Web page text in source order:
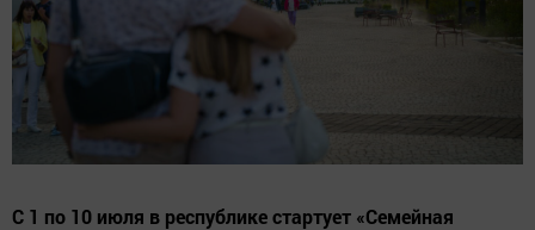
С 1 по 10 июля в республике стартует «Семейная